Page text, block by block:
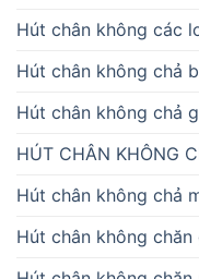
Hút chân không các
Hút chân không chả
Hút chân không chả
HÚT CHÂN KHÔNG
Hút chân không chả
Hút chân không chăn